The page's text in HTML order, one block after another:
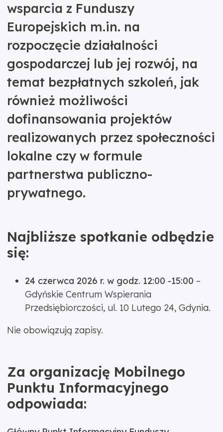
wsparcia z Funduszy
Europejskich m.in. na
rozpoczęcie działalności
gospodarczej lub jej rozwój, na
temat bezpłatnych szkoleń, jak
również możliwości
dofinansowania projektów
realizowanych przez społeczności
lokalne czy w formule
partnerstwa publiczno-
prywatnego.
Najbliższe spotkanie odbędzie
się:
24 czerwca 2026 r. w godz. 12:00 -15:00 –
Gdyńskie Centrum Wspierania
Przedsiębiorczości, ul. 10 Lutego 24, Gdynia.
Nie obowiązują zapisy.
Za organizację Mobilnego
Punktu Informacyjnego
odpowiada: